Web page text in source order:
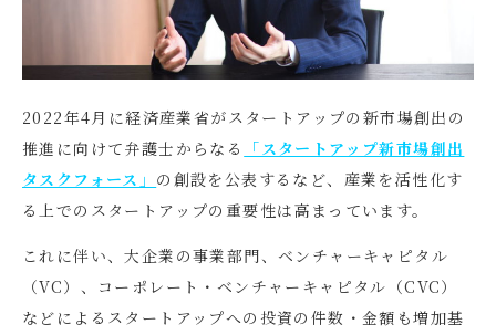
2022年4月に経済産業省がスタートアップの新市場創出の
推進に向けて弁護士からなる
「スタートアップ新市場創出
タスクフォース」 の創設を公表するなど、産業を活性化す
る上でのスタートアップの重要性は高まっています。
これに伴い、大企業の事業部門、ベンチャーキャピタル
（VC）、コーポレート・ベンチャーキャピタル（CVC）
などによるスタートアップへの投資の件数・金額も増加基